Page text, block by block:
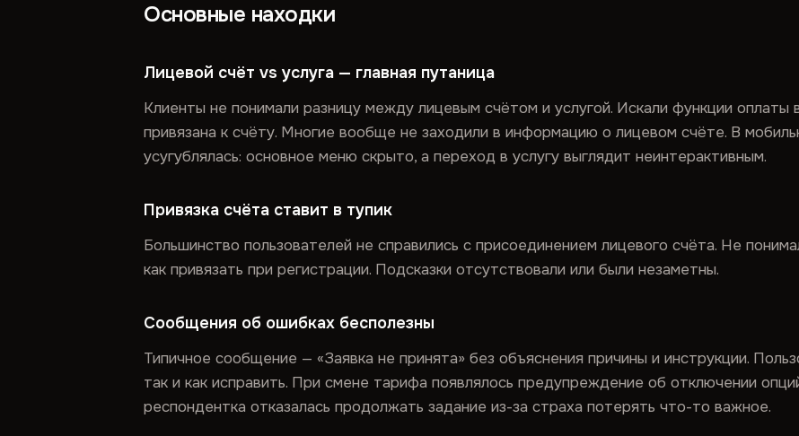
Основные находки
Лицевой счёт vs услуга — главная путаница
Клиенты не понимали разницу между лицевым счётом и услугой. Искали функции оплаты
привязана к счёту. Многие вообще не заходили в информацию о лицевом счёте. В
усугублялась: основное меню скрыто, а переход в услугу выглядит неинтерактивным.
Привязка счёта ставит в тупик
Большинство пользователей не справились с присоединением лицевого счёта. Не
как привязать при регистрации. Подсказки отсутствовали или были незаметны.
Сообщения об ошибках бесполезны
Типичное сообщение — «Заявка не принята» без объяснения причины и инструкции.
так и как исправить. При смене тарифа появлялось предупреждение об отключении
респондентка отказалась продолжать задание из-за страха потерять что-то важное.